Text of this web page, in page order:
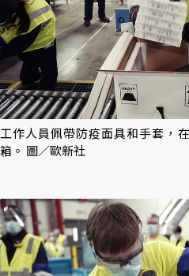
工作人員佩帶防疫面具和手套，
箱。 圖／歐新社